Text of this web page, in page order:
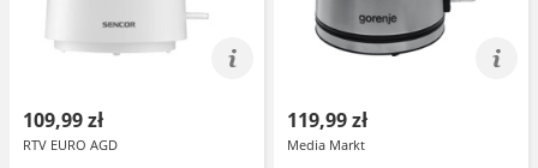
109,99 zł
RTV EURO AGD
119,99 zł
Media Markt